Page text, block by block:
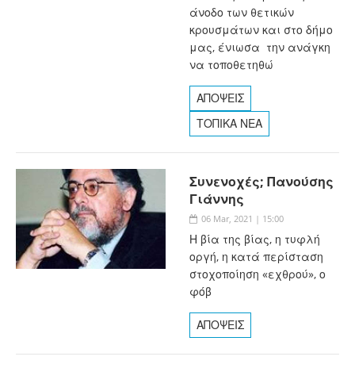
άνοδο των θετικών
κρουσμάτων και στο δήμο
μας, ένιωσα την ανάγκη
να τοποθετηθώ
ΑΠΟΨΕΙΣ
ΤΟΠΙΚΑ ΝΕΑ
Συνενοχές; Πανούσης
Γιάννης
06 Mar, 2021 | 15:00
Η βία της βίας, η τυφλή
οργή, η κατά περίσταση
στοχοποίηση «εχθρού», ο
φόβ
ΑΠΟΨΕΙΣ